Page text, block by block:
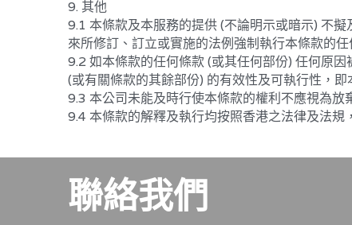
9.1 本條款及本服務的提供 (不論明示或暗示) 不
來所修訂、訂立或實施的法例強制執行本條款的
9.2 如本條款的任何條款 (或其任何部份) 任何原
(或有關條款的其餘部份) 的有效性及可執行性，
9.3 本公司未能及時行使本條款的權利不應視為
9.4 本條款的解釋及執行均按照香港之法律及法規
聯絡我們